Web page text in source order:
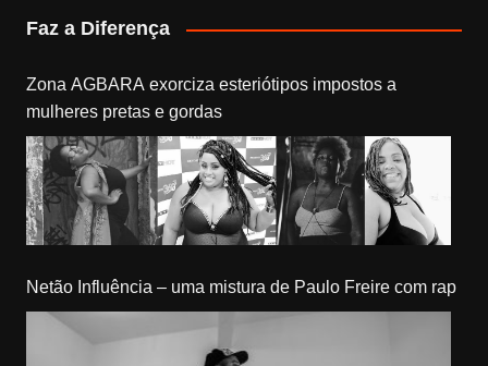
Faz a Diferença
Zona AGBARA exorciza esteriótipos impostos a
mulheres pretas e gordas
Netão Influência – uma mistura de Paulo Freire com rap